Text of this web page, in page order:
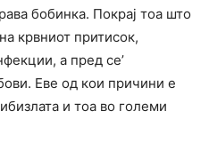
бобинка. Покрај тоа што
крвниот притисок,
а пред се’
Еве од кои причини е
и тоа во големи